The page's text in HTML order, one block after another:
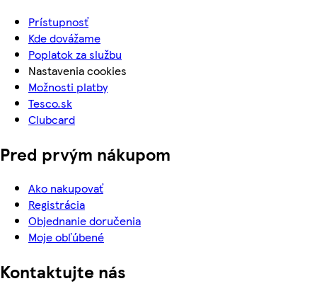
Prístupnosť
Kde dovážame
Poplatok za službu
Nastavenia cookies
Možnosti platby
Tesco.sk
Clubcard
Pred prvým nákupom
Ako nakupovať
Registrácia
Objednanie doručenia
Moje obľúbené
Kontaktujte nás